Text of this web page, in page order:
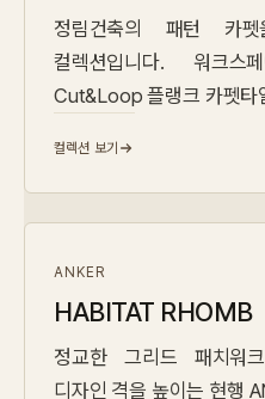
정림건축의 패턴 카
컬렉션입니다. 워크
Cut&Loop 플랭크 카펫타
컬렉션 보기
ANKER
HABITAT RHOMB
정교한 그리드 패치워
디자인 격을 높이는 현행